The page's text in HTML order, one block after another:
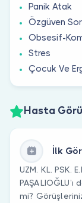
Panik Atak
Özgüven
Obsesif-
Stres
Çocuk Ve
Hasta
İlk
UZM. KL. PSK.
mi?